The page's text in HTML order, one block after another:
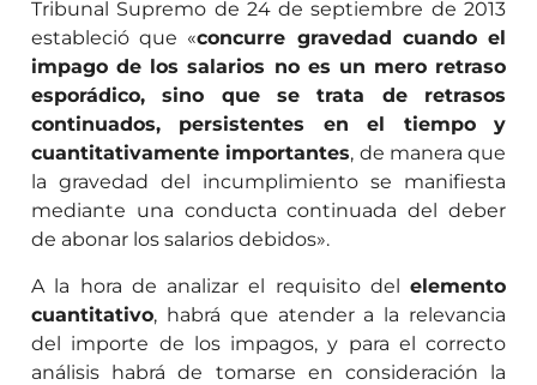
Tribunal Supremo de 24 de septiembre de 2013
estableció que «concurre gravedad cuando el
impago de los salarios no es un mero retraso
esporádico, sino que se trata de retrasos
continuados, persistentes en el tiempo y
cuantitativamente importantes, de manera que
la gravedad del incumplimiento se manifiesta
mediante una conducta continuada del deber
de abonar los salarios debidos».
A la hora de analizar el requisito del elemento
cuantitativo, habrá que atender a la relevancia
del importe de los impagos, y para el correcto
análisis habrá de tomarse en consideración la